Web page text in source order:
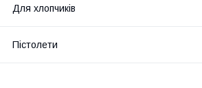
Для хлопчиків
Пістолети